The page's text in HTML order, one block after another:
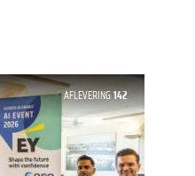
AFLEVERING 142